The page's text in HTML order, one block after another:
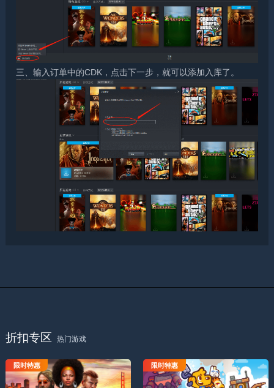
三、输入订单中的CDK，点击下一步，就可以添加入库了。
折扣专区 热门游戏
克鲁克斯-大劫案
限时特惠 狗钩
限时特惠